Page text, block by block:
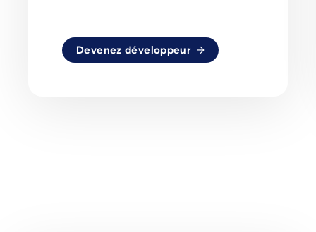
Devenez développeur